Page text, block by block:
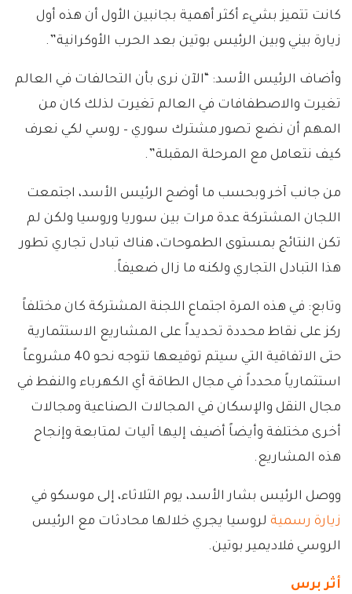
كانت تتميز بشيء أكثر أهمية بجانبين الأول أن هذه أول
زيارة بيني وبين الرئيس بوتين بعد الحرب الأوكرانية”.
وأضاف الرئيس الأسد: “الآن نرى بأن التحالفات في العالم
تغيرت والاصطفافات في العالم تغيرت لذلك كان من
المهم أن نضع تصور مشترك سوري – روسي لكي نعرف
كيف نتعامل مع المرحلة المقبلة”.
من جانب آخر وبحسب ما أوضح الرئيس الأسد، اجتمعت
اللجان المشتركة عدة مرات بين سوريا وروسيا ولكن لم
تكن النتائج بمستوى الطموحات، هناك تبادل تجاري تطور
هذا التبادل التجاري ولكنه ما زال ضعيفاً.
وتابع: في هذه المرة اجتماع اللجنة المشتركة كان مختلفاً
ركز على نقاط محددة تحديداً على المشاريع الاستثمارية
حتى الاتفاقية التي سيتم توقيعها تتوجه نحو 40 مشروعاً
استثمارياً محدداً في مجال الطاقة أي الكهرباء والنفط في
مجال النقل والإسكان في المجالات الصناعية ومجالات
أخرى مختلفة وأيضاً أضيف إليها آليات لمتابعة وإنجاح
هذه المشاريع.
ووصل الرئيس بشار الأسد، يوم الثلاثاء، إلى موسكو في
زيارة رسمية لروسيا يجري خلالها محادثات مع الرئيس
الروسي فلاديمير بوتين.
أثر برس